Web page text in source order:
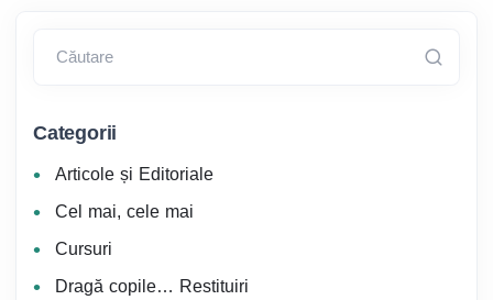
Căutare
Categorii
Articole și Editoriale
Cel mai, cele mai
Cursuri
Dragă copile… Restituiri